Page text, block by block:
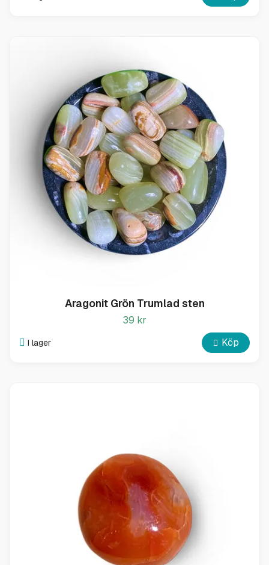
Aragonit Grön Trumlad sten
39 kr
I lager Köp